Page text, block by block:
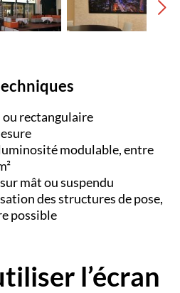
ou rectangulaire
modulable, entre
mât ou suspendu
des structures de pose,
possible
l’écran